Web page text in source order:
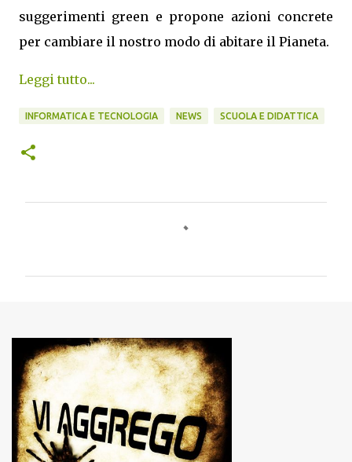
suggerimenti green e propone azioni concrete
per cambiare il nostro modo di abitare il Pianeta.
Leggi tutto...
INFORMATICA E TECNOLOGIA NEWS SCUOLA E DIDATTICA
n
t
i